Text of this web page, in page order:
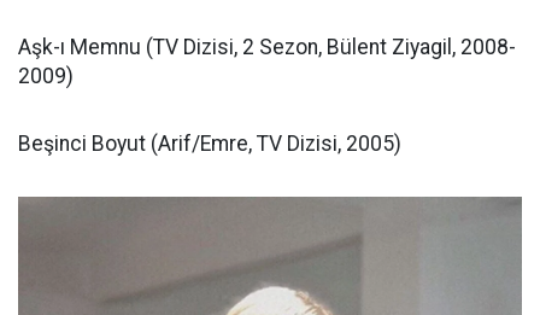
Aşk-ı Memnu (TV Dizisi, 2 Sezon, Bülent Ziyagil, 2008-
2009)
Beşinci Boyut (Arif/Emre, TV Dizisi, 2005)